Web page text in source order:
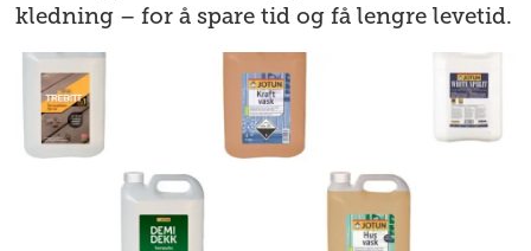
kledning – for å spare tid og få lengre levetid.